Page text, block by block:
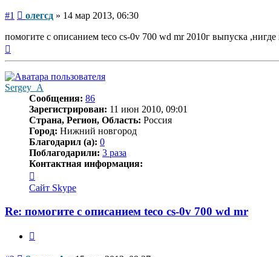
#1 Сообщение
олегсд » 14 мар 2013, 06:30
помогите с описанием teco cs-0v 700 wd mr 2010г выпуска
Sergey_A
Сообщения: 86
Зарегистрирован: 11 июн 2010, 09:01
Страна, Регион, Область: Россия
Город: Нижний новгород
Благодарил (а): 0
Поблагодарили: 3 раза
Контактная информация:
информация
пользователя
Сайт Skype
Re: помогите с описанием teco cs-0v 700 wd mr